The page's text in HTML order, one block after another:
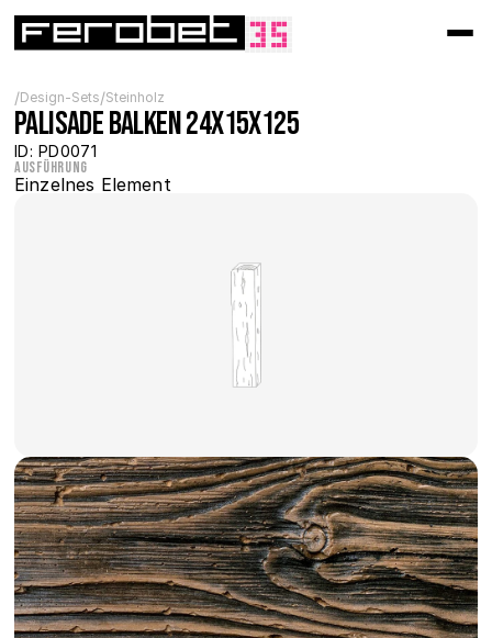
/Design-Sets/Steinholz
Palisade Balken 24x15x125
ID: PD0071
Ausführung
Einzelnes Element